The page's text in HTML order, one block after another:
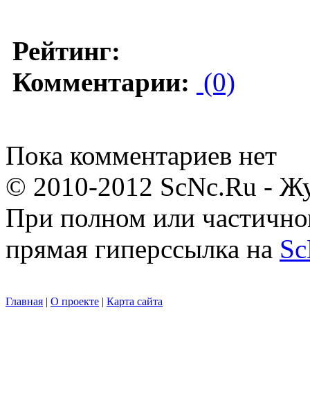
Рейтинг:
Комментарии: (0)
Пока комментариев нет
© 2010-2012 ScNc.Ru -
При полном или
прямая гиперссылка на
Главная | О проекте | Карта сайта